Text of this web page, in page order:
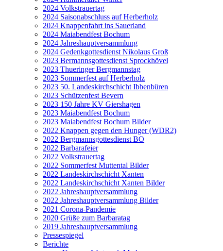
2024 Volkstrauertag
2024 Saisonabschluss auf Herberholz
2024 Knappenfahrt ins Sauerland
2024 Maiabendfest Bochum
2024 Jahreshauptversammlung
2024 Gedenkgottesdienst Nikolaus Groß
2023 Bermannsgottesdienst Sprockhövel
2023 Thueringer Bergmannstag
2023 Sommerfest auf Herberholz
2023 50. Landeskirchschicht Ibbenbüren
2023 Schützenfest Bevern
2023 150 Jahre KV Giershagen
2023 Maiabendfest Bochum
2023 Maiabendfest Bochum Bilder
2022 Knappen gegen den Hunger (WDR2)
2022 Bergmannsgottesdienst BO
2022 Barbarafeier
2022 Volkstrauertag
2022 Sommerfest Muttental Bilder
2022 Landeskirchschicht Xanten
2022 Landeskirchschicht Xanten Bilder
2022 Jahreshauptversammlung
2022 Jahreshauptversammlung Bilder
2021 Corona-Pandemie
2020 Grüße zum Barbaratag
2019 Jahreshauptversammlung
Pressespiegel
Berichte